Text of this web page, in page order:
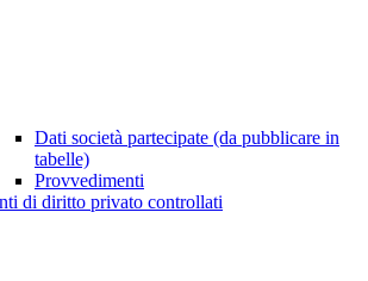
Dati società partecipate (da pubblicare in
tabelle)
Provvedimenti
di diritto privato controllati